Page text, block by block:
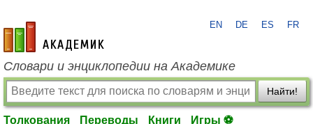
academic.ru
EN DE ES FR
Словари и энциклопедии на Академике
Найти!
Толкования Переводы Книги Игры ⚽